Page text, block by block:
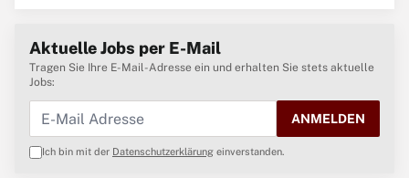
Aktuelle Jobs per E-Mail
Tragen Sie Ihre E-Mail-Adresse ein und erhalten Sie stets aktuelle
Jobs:
ANMELDEN
Ich bin mit der Datenschutzerklärung einverstanden.